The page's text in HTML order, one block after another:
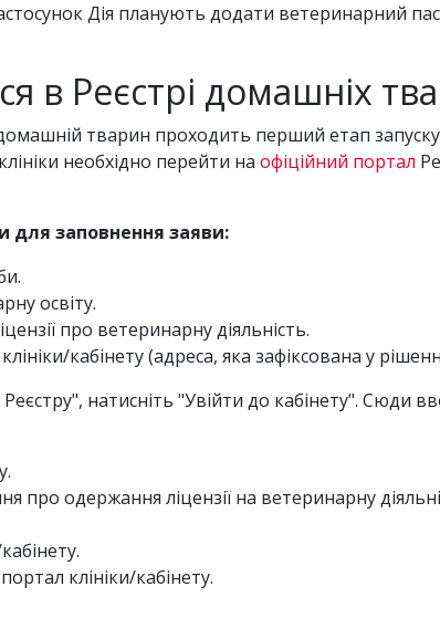
Дія планують додати ветеринарний
в Реєстрі домашніх
тварин проходить перший етап
необхідно перейти на офіційний портал
для заповнення заяви:
освіту.
про ветеринарну діяльність.
кабінету (адреса, яка зафіксована у
натисніть "Увійти до кабінету". Сюди
про одержання ліцензії на ветеринарну
клініки/кабінету.